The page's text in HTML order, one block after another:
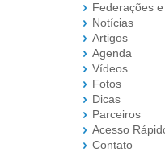
Federações
Notícias
Artigos
Agenda
Vídeos
Fotos
Dicas
Parceiros
Acesso
Contato